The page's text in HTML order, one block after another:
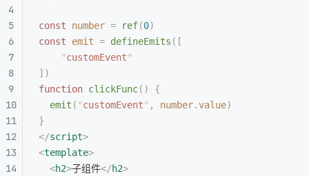
const number = ref(0)
const emit = defineEmits ([
    "
customEvent"
])
function clickFunc()
{
  emit
( "customEvent" , number.value)
}
</script>
<template>
  <
h2>子组件</h2>